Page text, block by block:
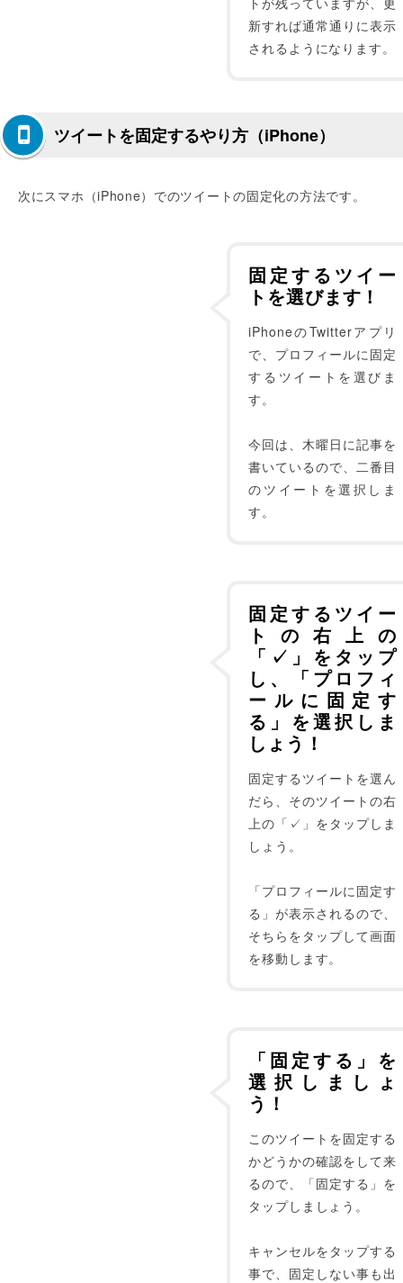
新すれば通常通りに表示
されるようになります。
ツイートを固定するやり方（iPhone）
次にスマホ（iPhone）でのツイートの固定化の方法です。
固定するツイー
トを選びます！
iPhoneのTwitterアプリ
で、プロフィールに固定
するツイートを選びま
す。
今回は、木曜日に記事を
書いているので、二番目
のツイートを選択しま
す。
固定するツイー
トの右上の
「✓」をタップ
し、「プロフィ
ールに固定す
る」を選択しま
しょう！
固定するツイートを選ん
だら、そのツイートの右
上の「✓」をタップしま
しょう。
「プロフィールに固定す
る」が表示されるので、
そちらをタップして画面
を移動します。
「固定する」を
選択しましょ
う！
このツイートを固定する
かどうかの確認をして来
るので、「固定する」を
タップしましょう。
キャンセルをタップする
事で、固定しない事も出